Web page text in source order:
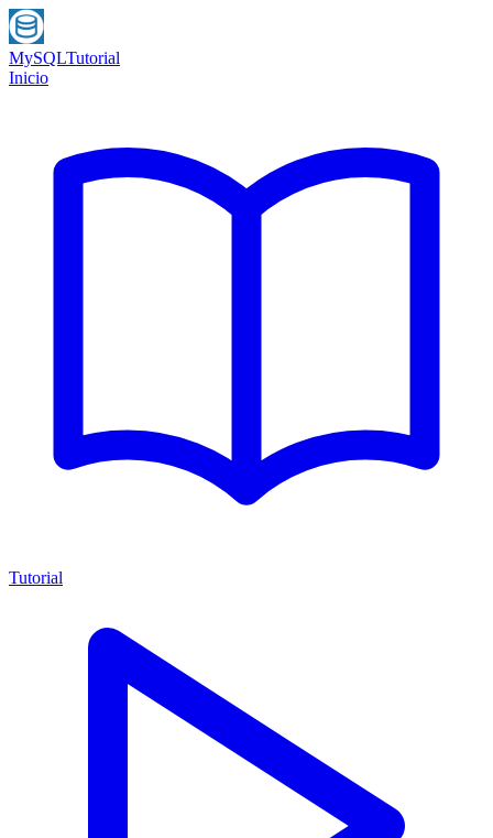
MySQLTutorial
Inicio
Tutorial